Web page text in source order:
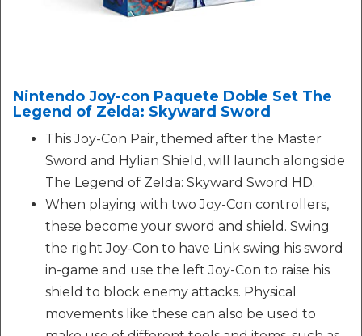
Nintendo Joy-con Paquete Doble Set The
Legend of Zelda: Skyward Sword
This Joy-Con Pair, themed after the Master
Sword and Hylian Shield, will launch alongside
The Legend of Zelda: Skyward Sword HD.
When playing with two Joy-Con controllers,
these become your sword and shield. Swing
the right Joy-Con to have Link swing his sword
in-game and use the left Joy-Con to raise his
shield to block enemy attacks. Physical
movements like these can also be used to